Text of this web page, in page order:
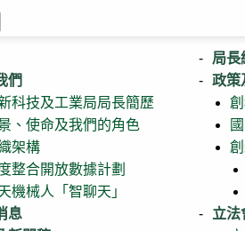
們
科技及工業局局長簡歷
、使命及我們的角色
架構
整合開放數據計劃
機械人「智聊天」
息
局長
政策
立法